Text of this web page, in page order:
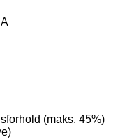
(maks. 45%)